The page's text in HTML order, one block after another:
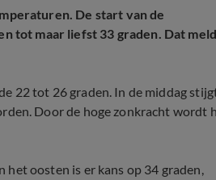
De start van de
tot maar liefst 33 graden. Dat
22 tot 26 graden. In de middag
Door de hoge zonkracht wordt
oosten is er kans op 34 graden,